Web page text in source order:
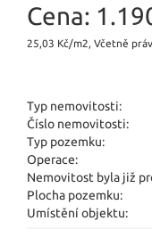
Cena:
25,03 Kč/m2, Včetně
Typ nemovitosti:
Číslo nemovitosti:
Typ pozemku:
Operace:
Nemovitost byla již
Plocha pozemku:
Umístění objektu: